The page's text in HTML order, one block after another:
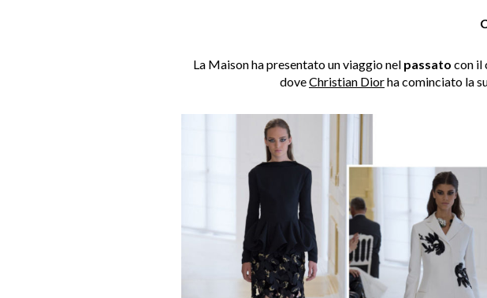
La Maison ha presentato un viaggio nel passato con il
doveChristian Diorha cominciato la